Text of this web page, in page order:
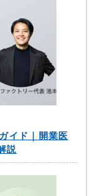
イド｜開業医
説